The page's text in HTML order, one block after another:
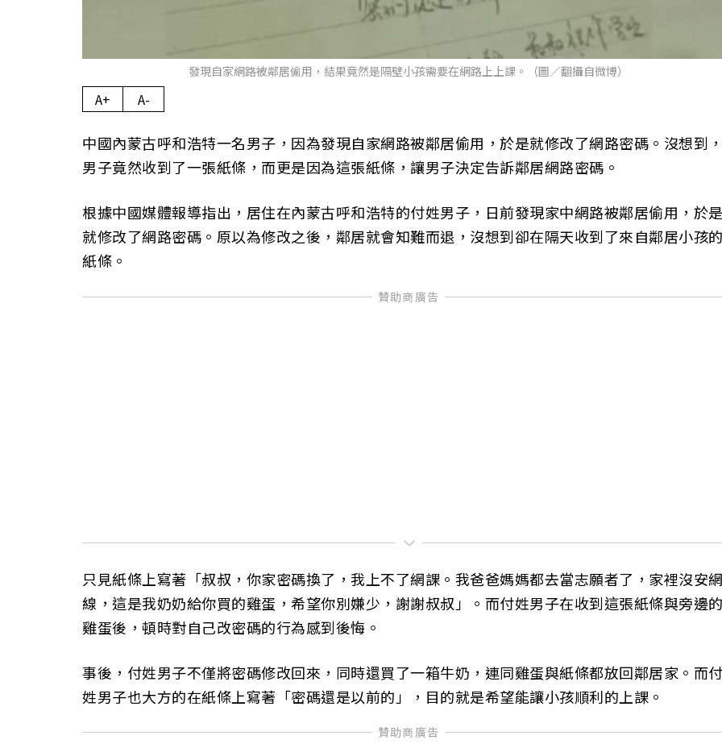
發現自家網路被鄰居偷用，結果竟然是隔壁小孩需要在網路上上課。（圖／翻攝自微博）
A+ A-
中國內蒙古呼和浩特一名男子，因為發現自家網路被鄰居偷用，於是就修改了網路密碼。沒想到
男子竟然收到了一張紙條，而更是因為這張紙條，讓男子決定告訴鄰居網路密碼。
根據中國媒體報導指出，居住在內蒙古呼和浩特的付姓男子，日前發現家中網路被鄰居偷用，於
就修改了網路密碼。原以為修改之後，鄰居就會知難而退，沒想到卻在隔天收到了來自鄰居小孩
紙條。
只見紙條上寫著「叔叔，你家密碼換了，我上不了網課。我爸爸媽媽都去當志願者了，家裡沒安
線，這是我奶奶給你買的雞蛋，希望你別嫌少，謝謝叔叔」。而付姓男子在收到這張紙條與旁邊
雞蛋後，頓時對自己改密碼的行為感到後悔。
事後，付姓男子不僅將密碼修改回來，同時還買了一箱牛奶，連同雞蛋與紙條都放回鄰居家。而
姓男子也大方的在紙條上寫著「密碼還是以前的」，目的就是希望能讓小孩順利的上課。